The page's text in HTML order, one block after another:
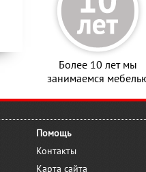
Более 10 лет мы
занимаемся
Помощь
Контакты
Карта сайта